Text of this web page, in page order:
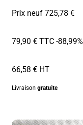
Prix neuf 725,78 €
79,90 € TTC-88,99%
66,58 € HT
Livraison gratuite